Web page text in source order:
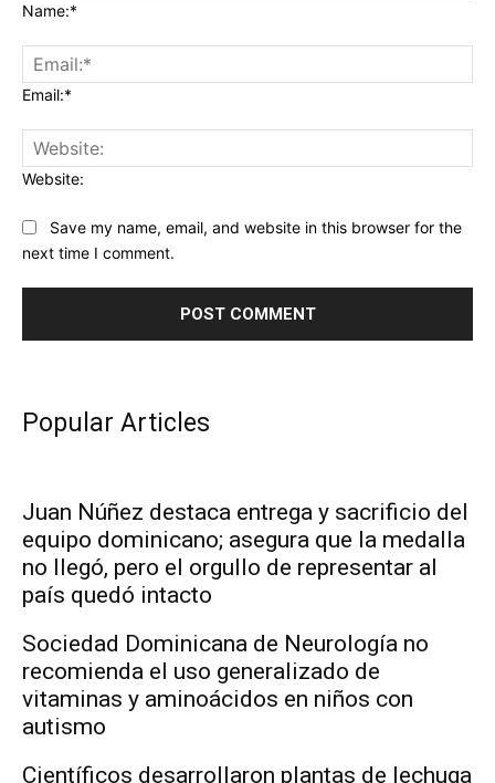
Name:*
Email:*
Website:
Save my name, email, and website in this browser for the
next time I comment.
Popular Articles
Juan Núñez destaca entrega y sacrificio del
equipo dominicano; asegura que la medalla
no llegó, pero el orgullo de representar al
país quedó intacto
Sociedad Dominicana de Neurología no
recomienda el uso generalizado de
vitaminas y aminoácidos en niños con
autismo
Científicos desarrollaron plantas de lechuga